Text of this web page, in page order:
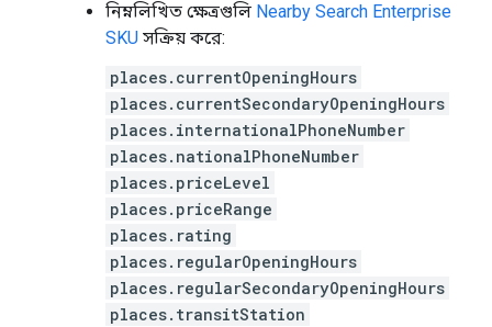
নিম্নলিখিত ক্ষেত্রগুলি Nearby Search Enterprise
SKU সক্রিয় করে:
places.currentOpeningHours
places.currentSecondaryOpeningHours
places.internationalPhoneNumber
places.nationalPhoneNumber
places.priceLevel
places.priceRange
places.rating
places.regularOpeningHours
places.regularSecondaryOpeningHours
places.transitStation